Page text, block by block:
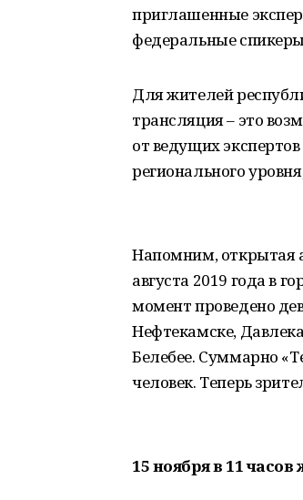
приглашенные
федеральные
Для жителей
трансляция – это
от ведущих
регионального
Напомним, открытая
августа 2019 года в
момент проведено
Нефтекамске,
Белебее. Суммарно
человек. Теперь
15 ноября в 11